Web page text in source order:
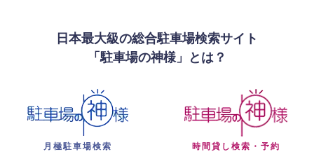
日本最大級の総合駐車場検索サイト
「駐車場の神様」とは？
月極駐車場検索 時間貸し検索・予約